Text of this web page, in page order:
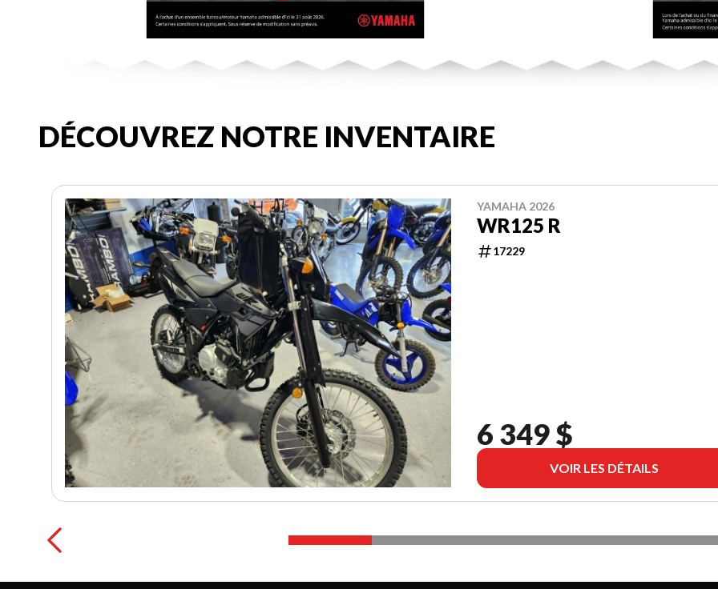
DÉCOUVREZ NOTRE INVENTAIRE
YAMAHA 2026
WR125 R
17229
6 349 $
VOIR LES DÉTAILS